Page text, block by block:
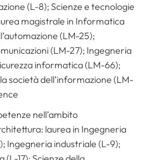
(L-8); Scienze e tecnologie
magistrale in Informatica
(LM-25);
(LM-27); Ingegneria
informatica (LM-66);
società dell’informazione (LM-
nell’ambito
laurea in Ingegneria
Ingegneria industriale (L-9);